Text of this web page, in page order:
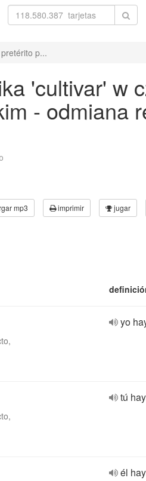
p...
'cultivar' w
- odmiana
mp3 imprimir jugar
yo
tú
él